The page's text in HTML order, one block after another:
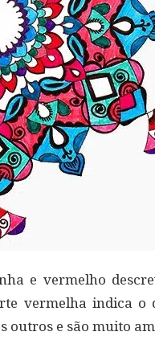
e vermelho
vermelha indica o
outros e são muito